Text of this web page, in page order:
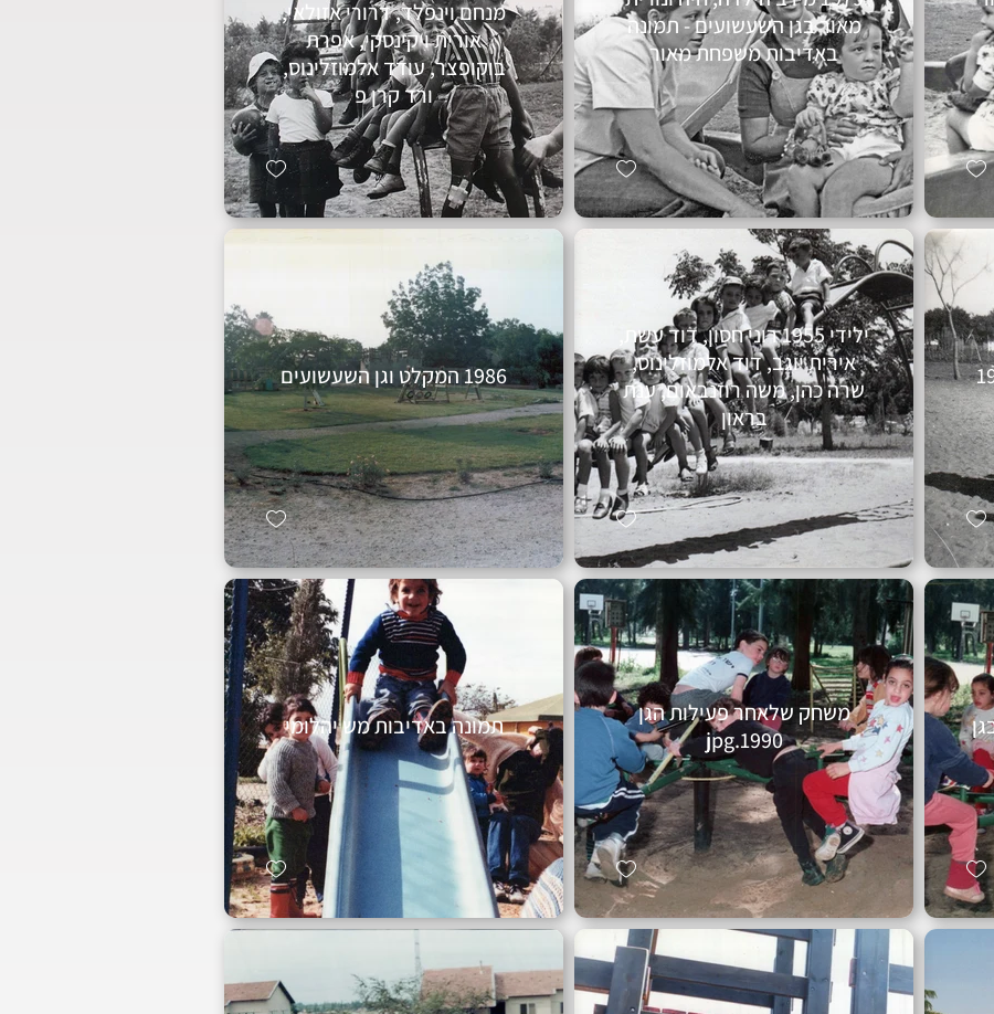
מאור בגן השעשועים - תמונה
באדיבות משפחת מאור
מנחם וינפלד, דרורי אזולאי,
אורית ויקינסקי, אפרת
בוקופצר, עודד אלמוזלינוס,
ורד קרן פ
ילידי 1955 רוני חסון, דוד עשת,
אירית יוגב, דוד אלמוזלינוס,
שרה כהן, משה רוזנבאום, ענת
בראון
1986 המקלט וגן השעשועים
משחק שלאחר פעילות הגן
1990.jpg
תמונה באדיבות מש יהלומי